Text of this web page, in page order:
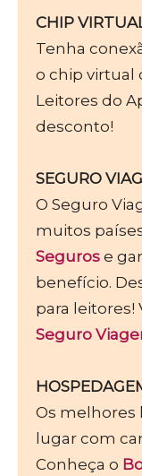
CHIP
Tenha
o chip virtual
Leitores do
desconto!
SEGURO
O Seguro
muitos
Seguros e
benefício.
para leitores!
Seguro
Os melhores
lugar com
Conheça o